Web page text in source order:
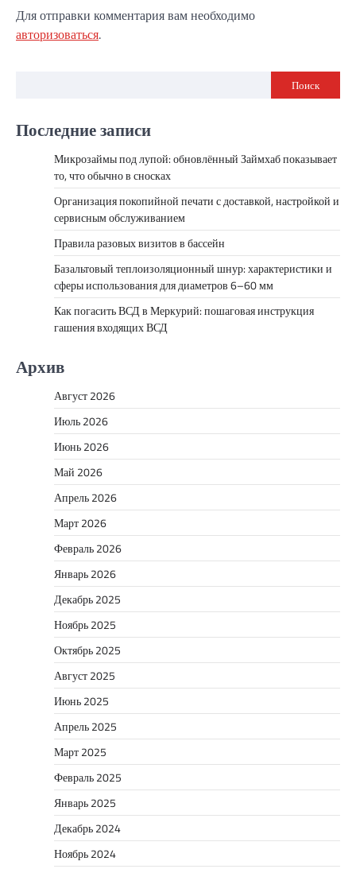
Для отправки комментария вам необходимо
авторизоваться.
Поиск
Последние записи
Микрозаймы под лупой: обновлённый Займхаб показывает
то, что обычно в сносках
Организация покопийной печати с доставкой, настройкой и
сервисным обслуживанием
Правила разовых визитов в бассейн
Базальтовый теплоизоляционный шнур: характеристики и
сферы использования для диаметров 6–60 мм
Как погасить ВСД в Меркурий: пошаговая инструкция
гашения входящих ВСД
Архив
Август 2026
Июль 2026
Июнь 2026
Май 2026
Апрель 2026
Март 2026
Февраль 2026
Январь 2026
Декабрь 2025
Ноябрь 2025
Октябрь 2025
Август 2025
Июнь 2025
Апрель 2025
Март 2025
Февраль 2025
Январь 2025
Декабрь 2024
Ноябрь 2024